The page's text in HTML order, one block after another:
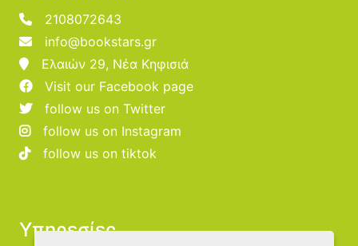
2108072643
info@bookstars.gr
Ελαιών 29, Νέα Κηφισιά
Visit our Facebook page
follow us on Twitter
follow us on Instagram
follow us on tiktok
Υπηρεσίες